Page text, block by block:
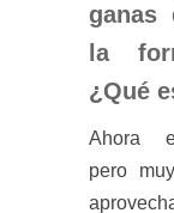
ganas
la
¿Qué
Ahora
pero